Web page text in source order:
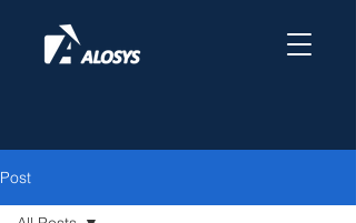
Post